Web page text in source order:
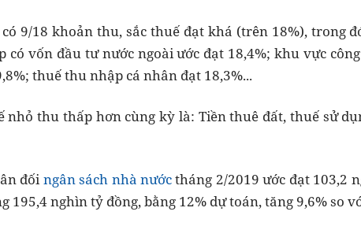
9/18 khoản thu, sắc thuế đạt khá (trên 18%), trong
có vốn đầu tư nước ngoài ước đạt 18,4%; khu vực
thuế thu nhập cá nhân đạt 18,3%...
nhỏ thu thấp hơn cùng kỳ là: Tiền thuê đất, thuế sử
đốingân sách nhà nướctháng 2/2019 ước đạt 103,2
195,4 nghìn tỷ đồng, bằng 12% dự toán, tăng 9,6% so